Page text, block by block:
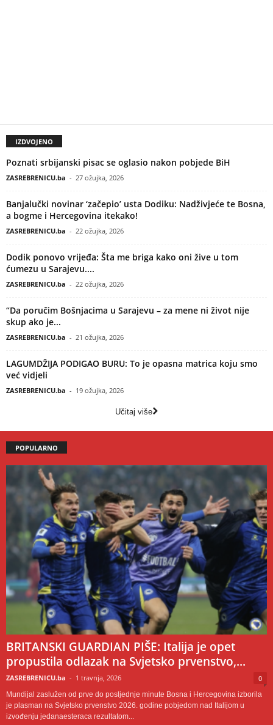
IZDVOJENO
Poznati srbijanski pisac se oglasio nakon pobjede BiH
ZASREBRENICU.ba - 27 ožujka, 2026
Banjalučki novinar ‘začepio’ usta Dodiku: Nadživjeće te Bosna,
a bogme i Hercegovina itekako!
ZASREBRENICU.ba - 22 ožujka, 2026
Dodik ponovo vrijeđa: Šta me briga kako oni žive u tom
ćumezu u Sarajevu....
ZASREBRENICU.ba - 22 ožujka, 2026
“Da poručim Bošnjacima u Sarajevu – za mene ni život nije
skup ako je...
ZASREBRENICU.ba - 21 ožujka, 2026
LAGUMDŽIJA PODIGAO BURU: To je opasna matrica koju smo
već vidjeli
ZASREBRENICU.ba - 19 ožujka, 2026
Učitaj više
POPULARNO
BRITANSKI GUARDIAN PIŠE: Italija je opet
propustila odlazak na Svjetsko prvenstvo,...
ZASREBRENICU.ba - 1 travnja, 2026 0
Mundijal zaslužen od prve do posljednje minute Bosna i Hercegovina izborila
je plasman na Svjetsko prvenstvo 2026. godine pobjedom nad Italijom u
izvođenju jedanaesteraca rezultatom...